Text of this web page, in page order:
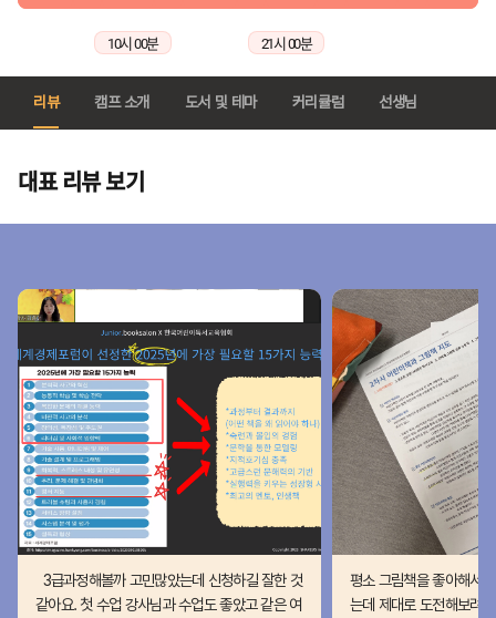
10시 00분 21시 00분
리뷰 캠프 소개 도서 및 테마 커리큘럼 선생님
대표 리뷰 보기
3급과정해볼까 고민많았는데 신청하길 잘한 것
같아요. 첫 수업 강사님과 수업도 좋았고 같은 여
평소 그림책을 좋아해서
는데 제대로 도전해보려